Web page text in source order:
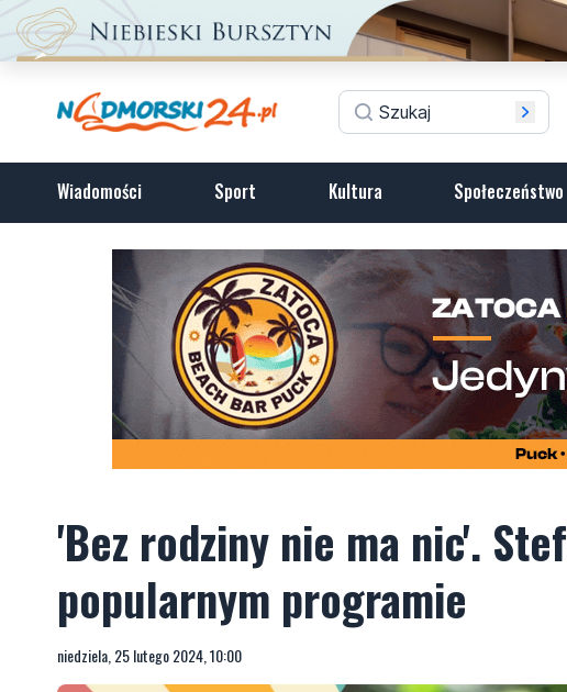
Wiadomości Sport Kultura Społeczeństwo
'Bez rodziny nie ma nic'.
popularnym programie
niedziela, 25 lutego 2024, 10:00